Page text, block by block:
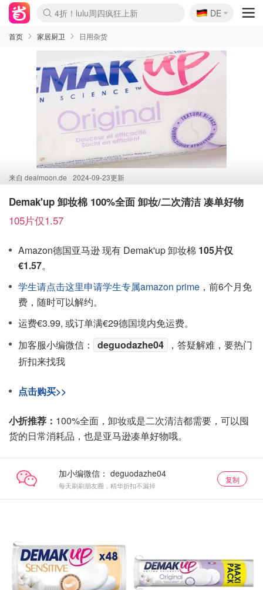
Boticinal 夏促开抢！
4折！lulu周四疯狂上新
还没结束！&OtherStories大促
Joybuy变相75折 随时失效
速领！Stanley独家85折
疑似霸哥！Camper额外叠85折
Zalando 奥莱闪促！每日更新
Moncler反季囤！5折起+叠9折
Coach Brooklyn仅€192
🇩🇪
DE
首页 家居厨卫 日用杂货
来自 dealmoon.de 2024-09-23更新
Demak'up 卸妆棉 100%全面 卸妆/二次清洁 凑单好物
105片仅1.57
Amazon德国亚马逊 现有 Demak'up 卸妆棉 105片仅
€1.57。
学生请点击这里申请学生专属amazon prime ，前6个月免
费，随时可以解约。
运费€3.99, 或订单满€29德国境内免运费。
加客服小编微信：
deguodazhe04
，答疑解难，要热门
折扣来找我
点击购买>>
小折推荐： 100%全面，卸妆或是二次清洁都需要，可以囤
货的日常消耗品，也是亚马逊凑单好物哦。
加小编微信：
每天刷刷朋友圈，精华折扣不漏掉
复制